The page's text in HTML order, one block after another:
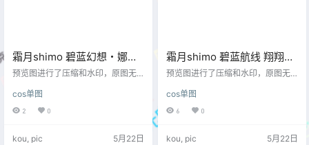
霜月shimo 碧蓝幻想・娜露
梅亚[94P-121MB]
预览图进行了压缩和水印，原图无
cos单图
2 0
kou, pic 5月22日
霜月shimo 碧蓝航线 翔翔赛
车 [14P-26MB]
预览图进行了压缩和水印，原图无
cos单图
6 0
kou, pic 5月22日